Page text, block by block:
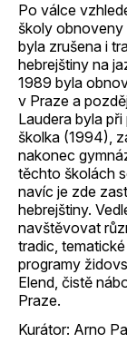
Po válce
školy
byla zrušena i
hebrejštiny na
1989 byla
v Praze a
Laudera byla
školka (1994),
nakonec
těchto školách
navíc je zde
hebrejštiny.
navštěvovat
tradic,
programy
Elend, čistě
Praze.
Kurátor: Arno